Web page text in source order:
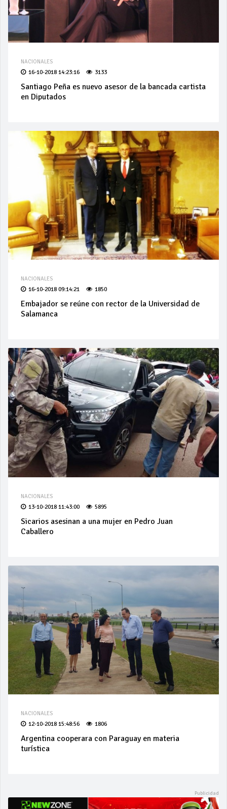
NACIONALES
16-10-2018 14:23:16 3133
Santiago Peña es nuevo asesor de la bancada cartista
en Diputados
NACIONALES
16-10-2018 09:14:21 1850
Embajador se reúne con rector de la Universidad de
Salamanca
NACIONALES
13-10-2018 11:43:00 5895
Sicarios asesinan a una mujer en Pedro Juan
Caballero
NACIONALES
12-10-2018 15:48:56 1806
Argentina cooperara con Paraguay en materia
turística